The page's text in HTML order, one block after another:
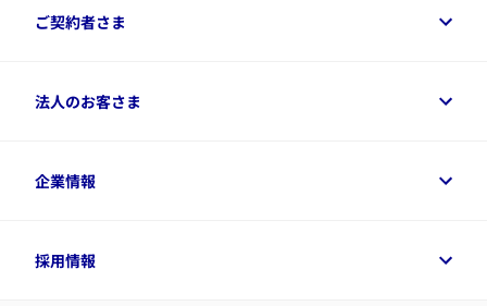
保険をご検討中のお客さまトップ
資料請求
変額保険各種情報
ご契約者さま
ご契約者さまトップ
デジタル約款
令和8年（2026年）分の生命保険料控除証明書について
法人のお客さま
法人のお客さまトップ
経営者サポートサービス
企業情報
企業情報トップ
採用情報